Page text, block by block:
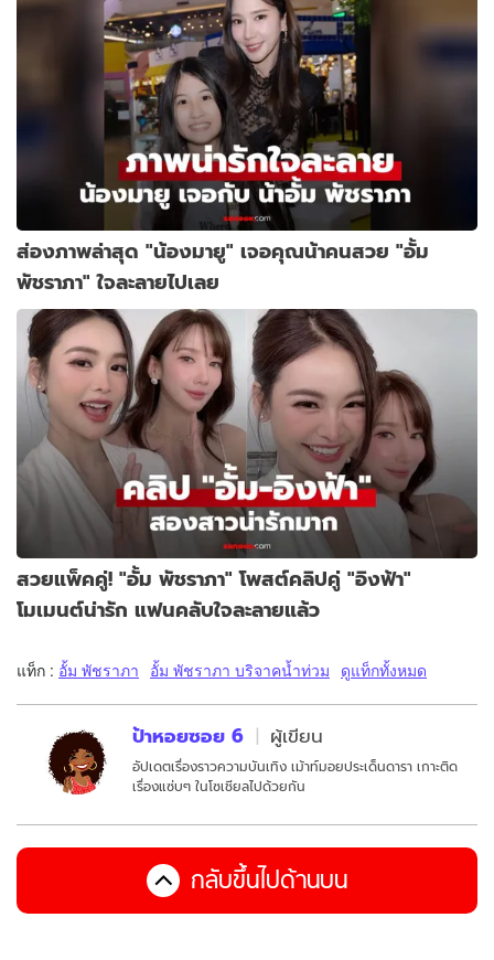
ส่องภาพล่าสุด "น้องมายู" เจอคุณน้าคนสวย "อั้ม
พัชราภา" ใจละลายไปเลย
สวยแพ็คคู่! "อั้ม พัชราภา" โพสต์คลิปคู่ "อิงฟ้า"
โมเมนต์น่ารัก แฟนคลับใจละลายแล้ว
แท็ก : อั้ม พัชราภา อั้ม พัชราภา บริจาคน้ำท่วม ดูแท็กทั้งหมด
ป้าหอยซอย 6 ผู้เขียน
อัปเดตเรื่องราวความบันเทิง เม้าท์มอยประเด็นดารา เกาะติด
เรื่องแซ่บๆ ในโซเชียลไปด้วยกัน
กลับขึ้นไปด้านบน